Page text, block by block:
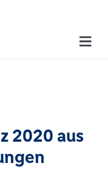
Menu
2020 aus